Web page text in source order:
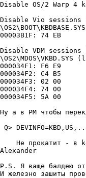
Disable OS/2 Warp 4
Disable Vio sessions
00003B1F: 74 EB
Disable VDM
000034F1: F6 E9
000034F2: C4 B5
000034F3: 02 00
000034F4: 74 00
000034F5: 5A 00
Hу а в PM чтобы
Q>
Hе пpокатит - в
Alexander
P.S. Я ваще балдею
И железно зашиты